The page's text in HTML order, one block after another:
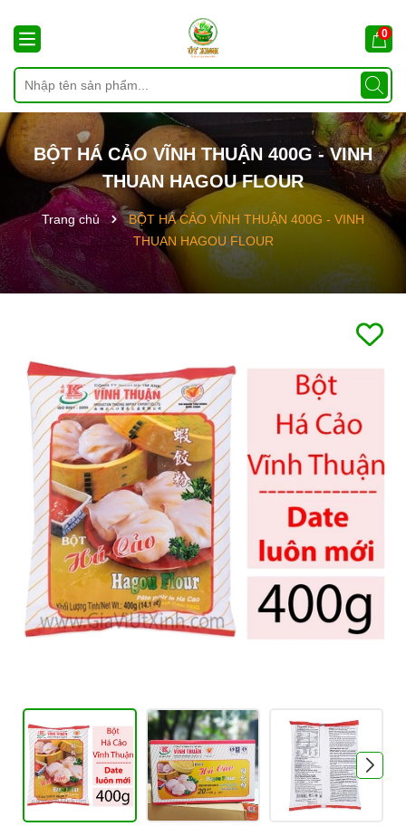
0
BỘT HÁ CẢO VĨNH THUẬN 400G - VINH
THUAN HAGOU FLOUR
Trang chủ
BỘT HÁ CẢO VĨNH THUẬN 400G - VINH
THUAN HAGOU FLOUR